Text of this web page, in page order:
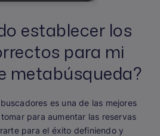
establecer los
para mi
metabúsqueda?
es una de las mejores
para aumentar las reservas
para el éxito definiendo y